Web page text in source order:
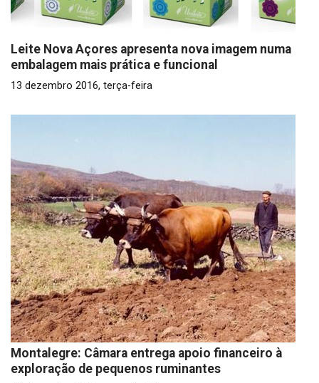
Leite Nova Açores apresenta nova imagem numa
embalagem mais prática e funcional
13 dezembro 2016, terça-feira
Montalegre: Câmara entrega apoio financeiro à
exploração de pequenos ruminantes